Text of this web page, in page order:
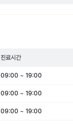
진료시간
09:00 ~ 19:00
09:00 ~ 19:00
09:00 ~ 19:00